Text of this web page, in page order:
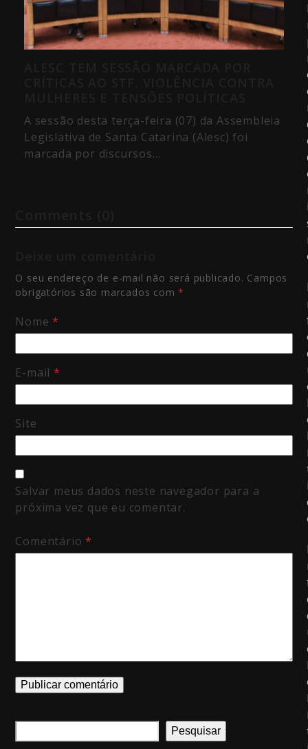
A sessão desta terça-feira (07) da Assembleia
Legislativa de Santa Catarina (Alesc) foi
marcada por discursos…
O seu endereço de e-mail não será publicado. Campos
obrigatórios são marcados com*
Nome*
E-mail*
Site
Salvar meus dados neste navegador para a
próxima vez que eu comentar.
Comentário*
Pesquisar